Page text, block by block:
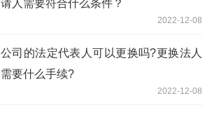
请人需要符合什么条件？
2022-12-08
公司的法定代表人可以更换吗?更换法人
需要什么手续?
2022-12-08